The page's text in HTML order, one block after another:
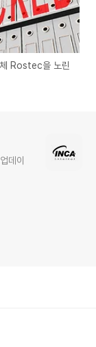
Rostec을 노린
데이